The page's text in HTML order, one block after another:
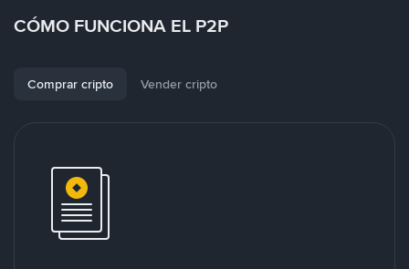
CÓMO FUNCIONA EL P2P
Comprar cripto Vender cripto